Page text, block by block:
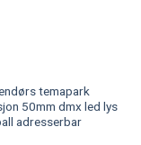
temapark
50mm dmx led lys
adresserbar